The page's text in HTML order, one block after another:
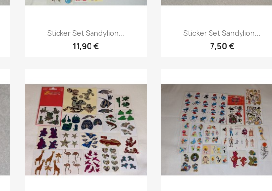
Sticker Set Sandylion...
11,90 €
Sticker Set Sandylion...
7,50 €